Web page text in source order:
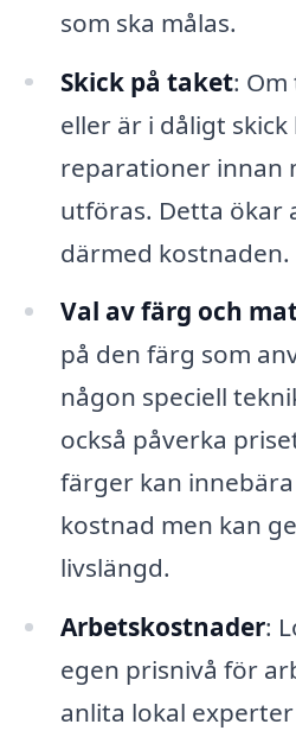
som ska målas.
Skick på taket:
eller är i dåligt
reparationer innan
utföras. Detta ökar
därmed kostnaden.
Val av färg och
på den färg som
någon speciell
också påverka
färger kan
kostnad men kan
livslängd.
Arbetskostnader:
egen prisnivå för
anlita lokal